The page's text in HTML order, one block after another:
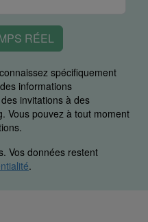
RÉEL
spécifiquement
informations
invitations à des
Vous pouvez à tout moment
Vos données restent
.